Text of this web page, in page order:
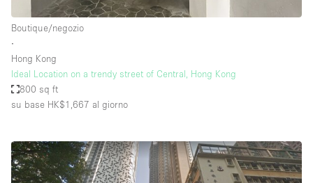
Boutique/negozio
∙
Hong Kong
Ideal Location on a trendy street of Central, Hong Kong
800 sq ft
su base HK$1,667 al giorno